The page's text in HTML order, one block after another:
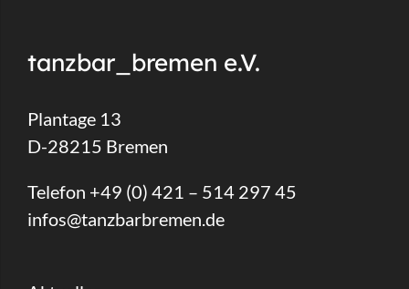
tanzbar_bremen e.V.
Plantage 13
D-28215 Bremen
Telefon +49 (0) 421 – 514 297 45
infos@tanzbarbremen.de